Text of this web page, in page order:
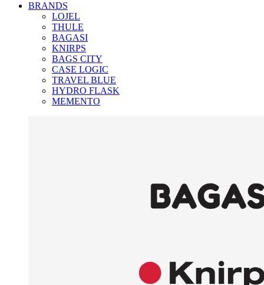
BRANDS
LOJEL
THULE
BAGASI
KNIRPS
BAGS CITY
CASE LOGIC
TRAVEL BLUE
HYDRO FLASK
MEMENTO